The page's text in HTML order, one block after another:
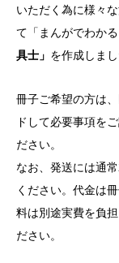
いただく為に様々
て「まんがでわか
具士」 を作成しまし
冊子ご希望の方は
ドして必要事項を
ださい。
なお、発送には通
ください。代金は
料は別途実費を負
ださい。